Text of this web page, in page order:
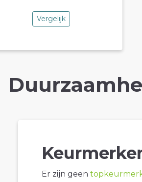
Vergelijk
Er zijn geen